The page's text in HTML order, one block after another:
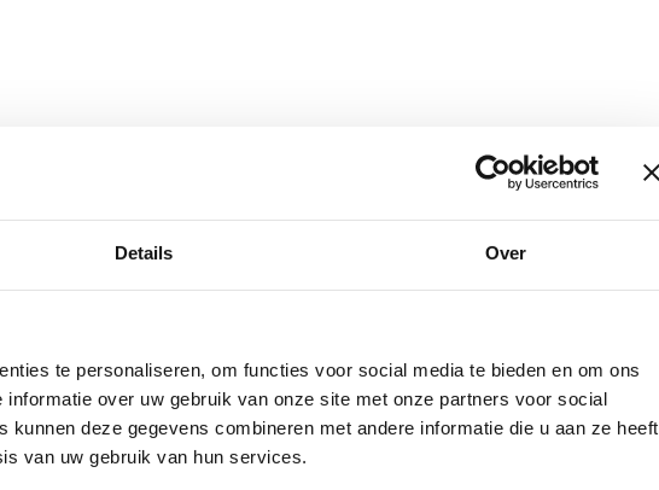
Details Over
te personaliseren, om functies voor social media te bieden en om ons
over uw gebruik van onze site met onze partners voor social
kunnen deze gegevens combineren met andere informatie die u aan ze heeft
van uw gebruik van hun services.